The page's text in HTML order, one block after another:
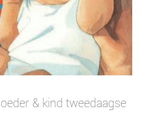
& kind tweedaagse